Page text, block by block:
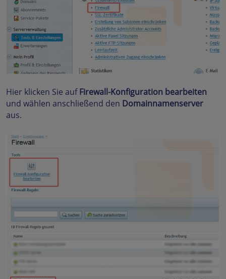
Hier klicken Sie aufFirewall-Konfiguration bearbeiten
und wählen anschließend den Domainnamenserver
aus.